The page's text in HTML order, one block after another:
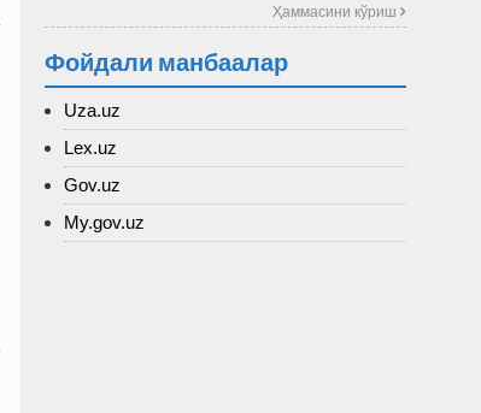
Ҳаммасини кўриш 
Фойдали манбаалар
Uza.uz
Lex.uz
Gov.uz
My.gov.uz